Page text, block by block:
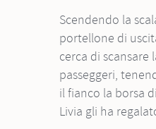
Scendendo la scala che conduce al
portellone di
cerca di scansare
passeggeri,
il fianco la borsa
Livia gli ha